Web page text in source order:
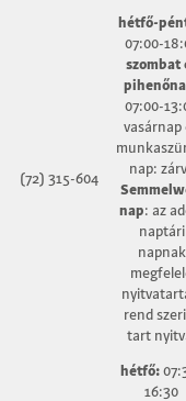
(72) 315-604
hétfő-
07:00-
szombat
07:00-
vasárnap
nap:
nap: az
naptári
napnak
rend
tart
hétfő:
16:30